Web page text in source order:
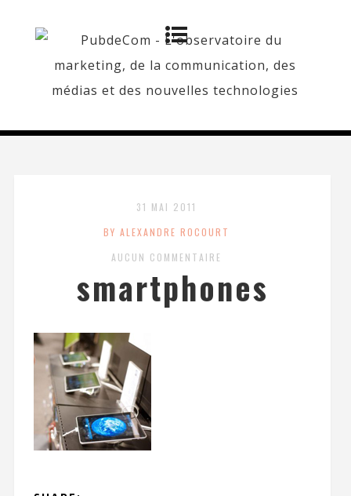
31 MAI 2011
BY ALEXANDRE ROCOURT
AUCUN COMMENTAIRE
smartphones